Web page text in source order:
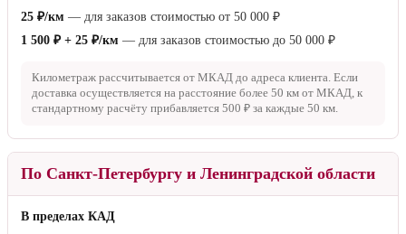
25 ₽/км — для заказов стоимостью от 50 000 ₽
1 500 ₽ + 25 ₽/км — для заказов стоимостью до 50 000 ₽
Километраж рассчитывается от МКАД до адреса клиента. Если
доставка осуществляется на расстояние более 50 км от МКАД, к
стандартному расчёту прибавляется 500 ₽ за каждые 50 км.
По Санкт-Петербургу и Ленинградской области
В пределах КАД